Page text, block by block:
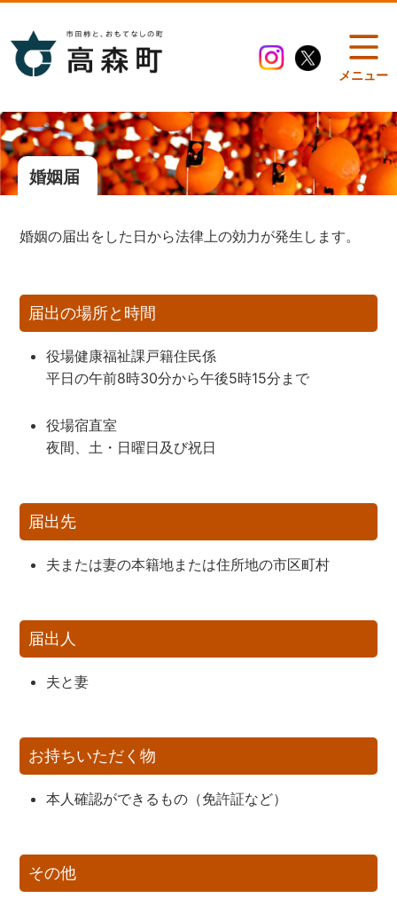
メニュー
婚姻届
婚姻の届出をした日から法律上の効力が発生します。
届出の場所と時間
役場健康福祉課戸籍住民係
平日の午前8時30分から午後5時15分まで
役場宿直室
夜間、土・日曜日及び祝日
届出先
夫または妻の本籍地または住所地の市区町村
届出人
夫と妻
お持ちいただく物
本人確認ができるもの（免許証など）
その他